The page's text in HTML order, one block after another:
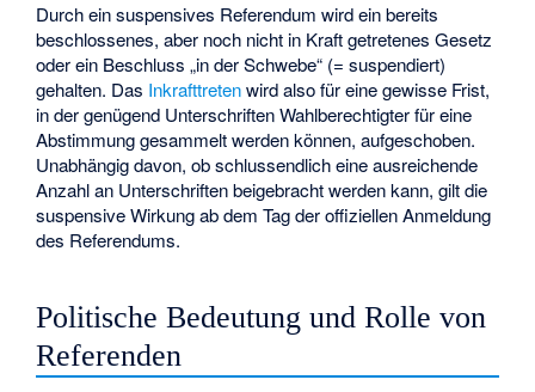
Durch ein suspensives Referendum wird ein bereits
beschlossenes, aber noch nicht in Kraft getretenes Gesetz
oder ein Beschluss „in der Schwebe“ (= suspendiert)
gehalten. Das Inkrafttretenwird also für eine gewisse Frist,
in der genügend Unterschriften Wahlberechtigter für eine
Abstimmung gesammelt werden können, aufgeschoben.
Unabhängig davon, ob schlussendlich eine ausreichende
Anzahl an Unterschriften beigebracht werden kann, gilt die
suspensive Wirkung ab dem Tag der offiziellen Anmeldung
des Referendums.
Politische Bedeutung und Rolle von
Referenden